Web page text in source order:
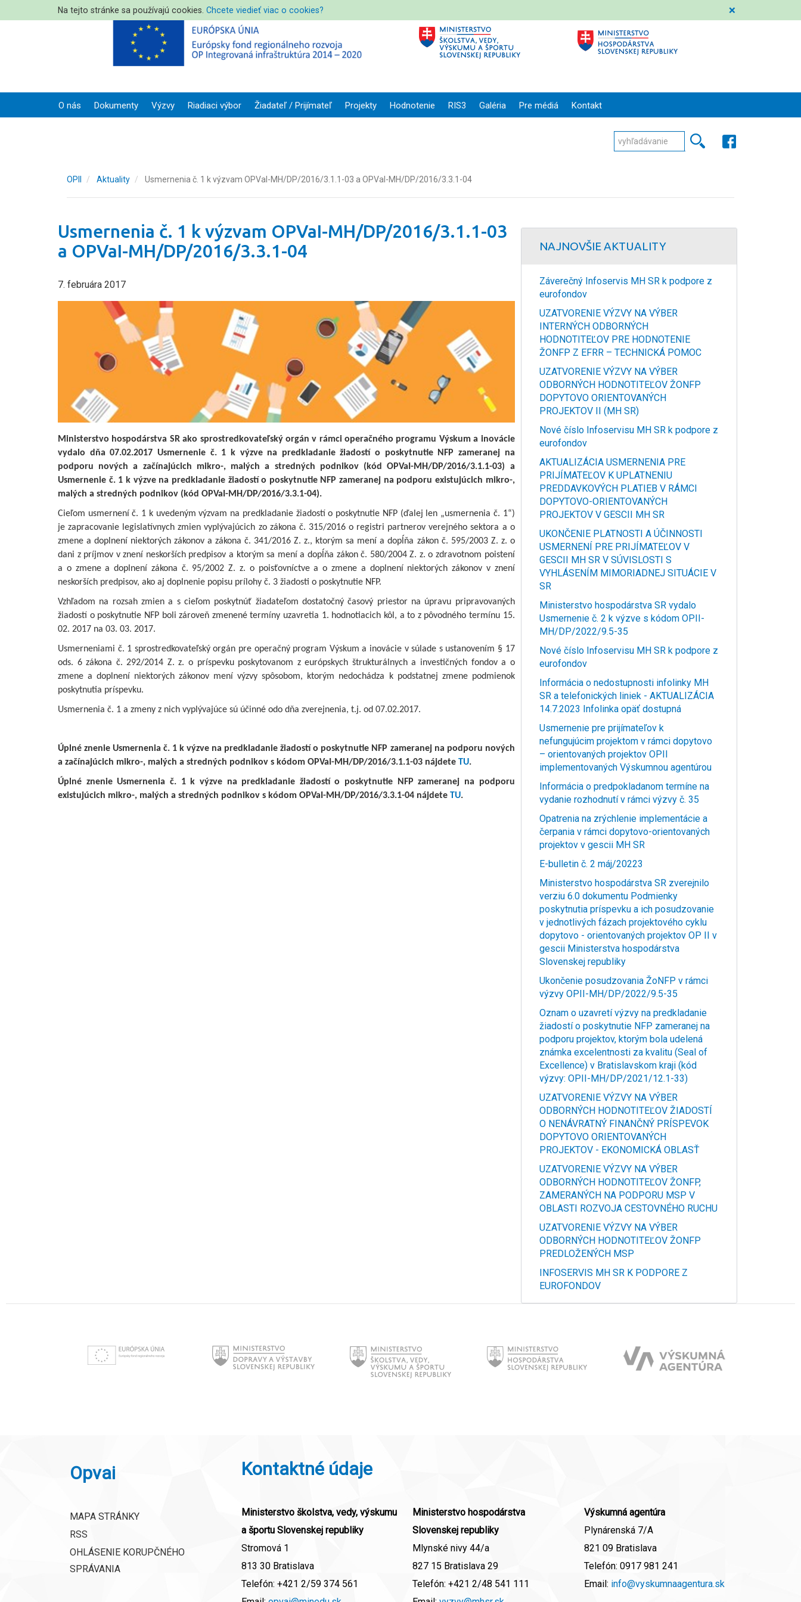
Na tejto stránke sa používajú cookies. Chcete viedieť viac o cookies? ❌
O nás Dokumenty Výzvy Riadiaci výbor Žiadateľ / Prijímateľ Projekty Hodnotenie RIS3 Galéria Pre médiá Kontakt
OPII Aktuality Usmernenia č. 1 k výzvam OPVaI-MH/DP/2016/3.1.1-03 a OPVaI-MH/DP/2016/3.3.1-04
Usmernenia č. 1 k výzvam OPVaI-MH/DP/2016/3.1.1-03
a OPVaI-MH/DP/2016/3.3.1-04
7. februára 2017
Ministerstvo hospodárstva SR ako sprostredkovateľský orgán v rámci operačného programu Výskum a inovácie
vydalo dňa 07.02.2017 Usmernenie č. 1 k výzve na predkladanie žiadostí o poskytnutie NFP zameranej na
podporu nových a začínajúcich mikro-, malých a stredných podnikov (kód OPVaI-MH/DP/2016/3.1.1-03) a
Usmernenie č. 1 k výzve na predkladanie žiadostí o poskytnutie NFP zameranej na podporu existujúcich mikro-,
malých a stredných podnikov (kód OPVaI-MH/DP/2016/3.3.1-04).
Cieľom usmernení č. 1 k uvedeným výzvam na predkladanie žiadostí o poskytnutie NFP (ďalej len „usmernenia č. 1“)
je zapracovanie legislatívnych zmien vyplývajúcich zo zákona č. 315/2016 o registri partnerov verejného sektora a o
zmene a doplnení niektorých zákonov a zákona č. 341/2016 Z. z., ktorým sa mení a dopĺňa zákon č. 595/2003 Z. z. o
dani z príjmov v znení neskorších predpisov a ktorým sa mení a dopĺňa zákon č. 580/2004 Z. z. o zdravotnom poistení
a o zmene a doplnení zákona č. 95/2002 Z. z. o poisťovníctve a o zmene a doplnení niektorých zákonov v znení
neskorších predpisov, ako aj doplnenie popisu prílohy č. 3 žiadosti o poskytnutie NFP.
Vzhľadom na rozsah zmien a s cieľom poskytnúť žiadateľom dostatočný časový priestor na úpravu pripravovaných
žiadostí o poskytnutie NFP boli zároveň zmenené termíny uzavretia 1. hodnotiacich kôl, a to z pôvodného termínu 15.
02. 2017 na 03. 03. 2017.
Usmerneniami č. 1 sprostredkovateľský orgán pre operačný program Výskum a inovácie v súlade s ustanovením § 17
ods. 6 zákona č. 292/2014 Z. z. o príspevku poskytovanom z európskych štrukturálnych a investičných fondov a o
zmene a doplnení niektorých zákonov mení výzvy spôsobom, ktorým nedochádza k podstatnej zmene podmienok
poskytnutia príspevku.
Usmernenia č. 1 a zmeny z nich vyplývajúce sú účinné odo dňa zverejnenia, t.j. od 07.02.2017.
Úplné znenie Usmernenia č. 1 k výzve na predkladanie žiadostí o poskytnutie NFP zameranej na podporu nových
a začínajúcich mikro-, malých a stredných podnikov s kódom OPVaI-MH/DP/2016/3.1.1-03 nájdete TU.
Úplné znenie Usmernenia č. 1 k výzve na predkladanie žiadostí o poskytnutie NFP zameranej na podporu
existujúcich mikro-, malých a stredných podnikov s kódom OPVaI-MH/DP/2016/3.3.1-04 nájdete TU.
NAJNOVŠIE AKTUALITY
Záverečný Infoservis MH SR k podpore z
eurofondov
UZATVORENIE VÝZVY NA VÝBER
INTERNÝCH ODBORNÝCH
HODNOTITEĽOV PRE HODNOTENIE
ŽONFP Z EFRR – TECHNICKÁ POMOC
UZATVORENIE VÝZVY NA VÝBER
ODBORNÝCH HODNOTITEĽOV ŽONFP
DOPYTOVO ORIENTOVANÝCH
PROJEKTOV II (MH SR)
Nové číslo Infoservisu MH SR k podpore z
eurofondov
AKTUALIZÁCIA USMERNENIA PRE
PRIJÍMATEĽOV K UPLATNENIU
PREDDAVKOVÝCH PLATIEB V RÁMCI
DOPYTOVO-ORIENTOVANÝCH
PROJEKTOV V GESCII MH SR
UKONČENIE PLATNOSTI A ÚČINNOSTI
USMERNENÍ PRE PRIJÍMATEĽOV V
GESCII MH SR V SÚVISLOSTI S
VYHLÁSENÍM MIMORIADNEJ SITUÁCIE V
SR
Ministerstvo hospodárstva SR vydalo
Usmernenie č. 2 k výzve s kódom OPII-
MH/DP/2022/9.5-35
Nové číslo Infoservisu MH SR k podpore z
eurofondov
Informácia o nedostupnosti infolinky MH
SR a telefonických liniek - AKTUALIZÁCIA
14.7.2023 Infolinka opäť dostupná
Usmernenie pre prijímateľov k
nefungujúcim projektom v rámci dopytovo
– orientovaných projektov OPII
implementovaných Výskumnou agentúrou
Informácia o predpokladanom termíne na
vydanie rozhodnutí v rámci výzvy č. 35
Opatrenia na zrýchlenie implementácie a
čerpania v rámci dopytovo-orientovaných
projektov v gescii MH SR
E-bulletin č. 2 máj/20223
Ministerstvo hospodárstva SR zverejnilo
verziu 6.0 dokumentu Podmienky
poskytnutia príspevku a ich posudzovanie
v jednotlivých fázach projektového cyklu
dopytovo - orientovaných projektov OP II v
gescii Ministerstva hospodárstva
Slovenskej republiky
Ukončenie posudzovania ŽoNFP v rámci
výzvy OPII-MH/DP/2022/9.5-35
Oznam o uzavretí výzvy na predkladanie
žiadostí o poskytnutie NFP zameranej na
podporu projektov, ktorým bola udelená
známka excelentnosti za kvalitu (Seal of
Excellence) v Bratislavskom kraji (kód
výzvy: OPII-MH/DP/2021/12.1-33)
UZATVORENIE VÝZVY NA VÝBER
ODBORNÝCH HODNOTITEĽOV ŽIADOSTÍ
O NENÁVRATNÝ FINANČNÝ PRÍSPEVOK
DOPYTOVO ORIENTOVANÝCH
PROJEKTOV - EKONOMICKÁ OBLASŤ
UZATVORENIE VÝZVY NA VÝBER
ODBORNÝCH HODNOTITEĽOV ŽONFP,
ZAMERANÝCH NA PODPORU MSP V
OBLASTI ROZVOJA CESTOVNÉHO RUCHU
UZATVORENIE VÝZVY NA VÝBER
ODBORNÝCH HODNOTITEĽOV ŽONFP
PREDLOŽENÝCH MSP
INFOSERVIS MH SR K PODPORE Z
EUROFONDOV
Opvai
MAPA STRÁNKY
RSS
OHLÁSENIE KORUPČNÉHO
SPRÁVANIA
Kontaktné údaje
Ministerstvo školstva, vedy, výskumu
a športu Slovenskej republiky
Stromová 1
813 30 Bratislava
Telefón: +421 2/59 374 561
Ministerstvo hospodárstva
Slovenskej republiky
Mlynské nivy 44/a
827 15 Bratislava 29
Telefón: +421 2/48 541 111
Výskumná agentúra
Plynárenská 7/A
821 09 Bratislava
Telefón: 0917 981 241
Email: info@vyskumnaagentura.sk